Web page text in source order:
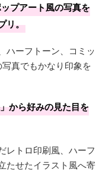
プアート風の写真を
リ。
ハーフトーン、コミッ
真でもかなり印象を
から好みの見た目を
レトロ印刷風、ハーフ
たせたイラスト風へ寄